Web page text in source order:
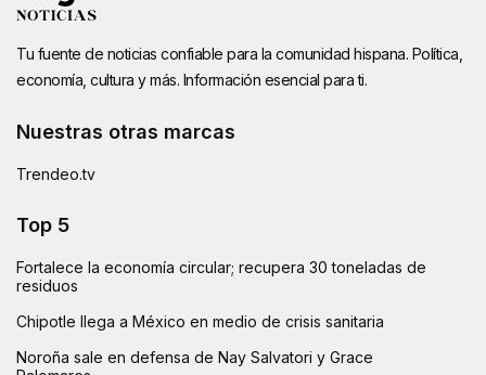
Tu fuente de noticias confiable para la comunidad hispana. Política,
economía, cultura y más. Información esencial para ti.
Nuestras otras marcas
Trendeo.tv
Top 5
Fortalece la economía circular; recupera 30 toneladas de
residuos
Chipotle llega a México en medio de crisis sanitaria
Noroña sale en defensa de Nay Salvatori y Grace